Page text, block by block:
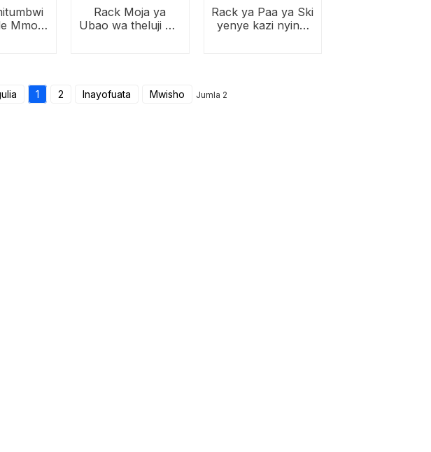
Mmoja
Rack Moja ya
Ubao wa theluji wa
Rack ya Paa ya Ski
yenye kazi nyingi
1 2 Inayofuata Mwisho Jumla 2